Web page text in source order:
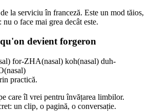
la serviciu în franceză. Este un mod tăios,
o face mai grea decât este.
devient forgeron
for-ZHA(nasal) koh(nasal) duh-
practică.
care îl vrei pentru învățarea limbilor.
un clip, o pagină, o conversație.